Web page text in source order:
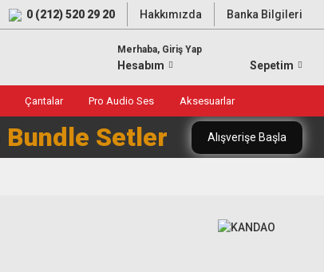
0 (212) 520 29 20 Hakkımızda Banka Bilgileri
Merhaba, Giriş Yap
Hesabım Sepetim
Çantalar Pro Audio Ses Aksesuarlar
Bundle Setler Alışverişe Başla